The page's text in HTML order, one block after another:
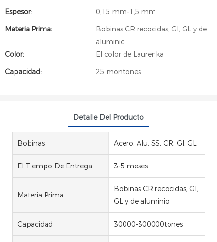
Espesor:
0,15 mm-1,5 mm
Materia Prima:
Bobinas CR recocidas, GI, GL y de
aluminio
Color:
El color de Laurenka
Capacidad:
25 montones
Detalle Del Producto
Bobinas Acero, Alu. SS, CR, GI, GL
El Tiempo De Entrega 3-5 meses
Materia Prima
Bobinas CR recocidas, GI,
GL y de aluminio
Capacidad 30000-300000tones